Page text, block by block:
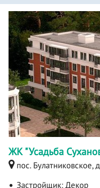
ЖК "Усадьба
пос. Булатниковское,
Застройщик:Декор